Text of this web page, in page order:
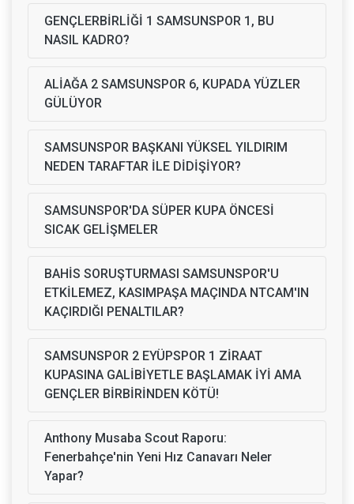
GENÇLERBİRLİĞİ 1 SAMSUNSPOR 1, BU
NASIL KADRO?
ALİAĞA 2 SAMSUNSPOR 6, KUPADA YÜZLER
GÜLÜYOR
SAMSUNSPOR BAŞKANI YÜKSEL YILDIRIM
NEDEN TARAFTAR İLE DİDİŞİYOR?
SAMSUNSPOR'DA SÜPER KUPA ÖNCESİ
SICAK GELİŞMELER
BAHİS SORUŞTURMASI SAMSUNSPOR'U
ETKİLEMEZ, KASIMPAŞA MAÇINDA NTCAM'IN
KAÇIRDIĞI PENALTILAR?
SAMSUNSPOR 2 EYÜPSPOR 1 ZİRAAT
KUPASINA GALİBİYETLE BAŞLAMAK İYİ AMA
GENÇLER BİRBİRİNDEN KÖTÜ!
Anthony Musaba Scout Raporu:
Fenerbahçe'nin Yeni Hız Canavarı Neler
Yapar?